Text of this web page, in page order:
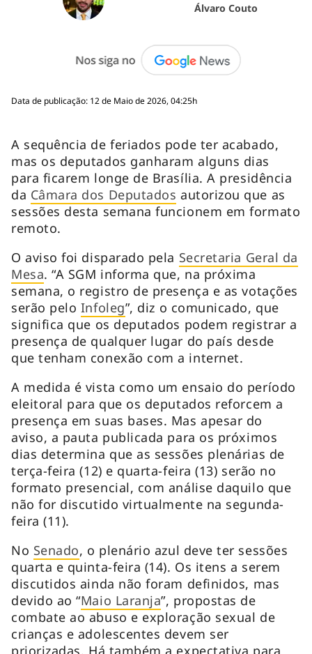
Álvaro Couto
Data de publicação: 12 de Maio de 2026, 04:25h
A sequência de feriados pode ter acabado,
mas os deputados ganharam alguns dias
para ficarem longe de Brasília. A presidência
da Câmara dos Deputados autorizou que as
sessões desta semana funcionem em formato
remoto.
O aviso foi disparado pela Secretaria Geral da
Mesa. “A SGM informa que, na próxima
semana, o registro de presença e as votações
serão pelo Infoleg”, diz o comunicado, que
significa que os deputados podem registrar a
presença de qualquer lugar do país desde
que tenham conexão com a internet.
A medida é vista como um ensaio do período
eleitoral para que os deputados reforcem a
presença em suas bases. Mas apesar do
aviso, a pauta publicada para os próximos
dias determina que as sessões plenárias de
terça-feira (12) e quarta-feira (13) serão no
formato presencial, com análise daquilo que
não for discutido virtualmente na segunda-
feira (11).
No Senado, o plenário azul deve ter sessões
quarta e quinta-feira (14). Os itens a serem
discutidos ainda não foram definidos, mas
devido ao “Maio Laranja”, propostas de
combate ao abuso e exploração sexual de
crianças e adolescentes devem ser
priorizadas. Há também a expectativa para